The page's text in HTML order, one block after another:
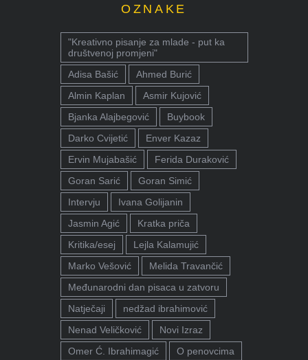
OZNAKE
"Kreativno pisanje za mlade - put ka
društvenoj promjeni"
Adisa Bašić
Ahmed Burić
Almin Kaplan
Asmir Kujović
Bjanka Alajbegović
Buybook
Darko Cvijetić
Enver Kazaz
Ervin Mujabašić
Ferida Duraković
Goran Sarić
Goran Simić
Intervju
Ivana Golijanin
Jasmin Agić
Kratka priča
Kritika/esej
Lejla Kalamujić
Marko Vešović
Melida Travančić
Međunarodni dan pisaca u zatvoru
Natječaji
nedžad ibrahimović
Nenad Veličković
Novi Izraz
Omer Ć. Ibrahimagić
O penovcima